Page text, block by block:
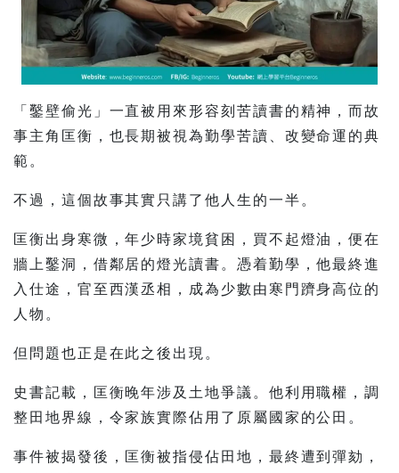
「鑿壁偷光」一直被用來形容刻苦讀書的精神，而故
事主角匡衡，也長期被視為勤學苦讀、改變命運的典
範。
不過，這個故事其實只講了他人生的一半。
匡衡出身寒微，年少時家境貧困，買不起燈油，便在
牆上鑿洞，借鄰居的燈光讀書。憑着勤學，他最終進
入仕途，官至西漢丞相，成為少數由寒門躋身高位的
人物。
但問題也正是在此之後出現。
史書記載，匡衡晚年涉及土地爭議。他利用職權，調
整田地界線，令家族實際佔用了原屬國家的公田。
事件被揭發後，匡衡被指侵佔田地，最終遭到彈劾，